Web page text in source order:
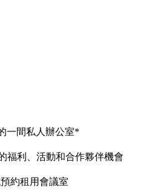
一間私人辦公室*
福利、活動和合作夥伴機會
約租用會議室